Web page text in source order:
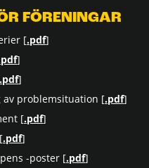
FÖRENINGAR
[.pdf]
]
.pdf]
problemsituation [.pdf]
[.pdf]
.pdf]
-poster [.pdf]